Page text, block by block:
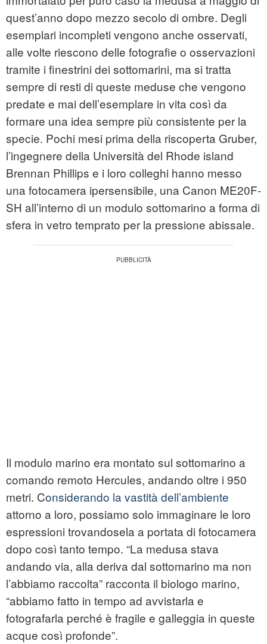
quest’anno dopo mezzo secolo di ombre. Degli
esemplari incompleti vengono anche osservati,
alle volte riescono delle fotografie o osservazioni
tramite i finestrini dei sottomarini, ma si tratta
sempre di resti di queste meduse che vengono
predate e mai dell’esemplare in vita così da
formare una idea sempre più consistente per la
specie. Pochi mesi prima della riscoperta Gruber,
l’ingegnere della Università del Rhode island
Brennan Phillips e i loro colleghi hanno messo
una fotocamera ipersensibile, una Canon ME20F-
SH all’interno di un modulo sottomarino a forma di
sfera in vetro temprato per la pressione abissale.
Il modulo marino era montato sul sottomarino a
comando remoto Hercules, andando oltre i 950
metri. Considerando la vastità dell’ambiente
attorno a loro, possiamo solo immaginare le loro
espressioni trovandosela a portata di fotocamera
dopo così tanto tempo. “La medusa stava
andando via, alla deriva dal sottomarino ma non
l’abbiamo raccolta” racconta il biologo marino,
“abbiamo fatto in tempo ad avvistarla e
fotografarla perché è fragile e galleggia in queste
acque così profonde”.